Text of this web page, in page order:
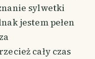
sylwetki
jestem pełen
cały czas